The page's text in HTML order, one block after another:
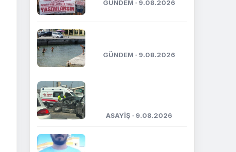
GÜNDEM · 9.08.2026
GÜNDEM · 9.08.2026
ASAYİŞ · 9.08.2026